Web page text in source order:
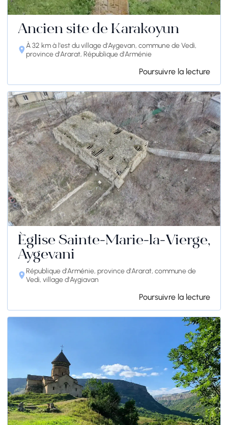
Ancien site de Karakoyun
À 32 km à l'est du village d'Aygevan, commune de Vedi,
province d'Ararat, République d'Arménie
Poursuivre la lecture
Église Sainte-Marie-la-Vierge,
Aygevani
République d'Arménie, province d'Ararat, commune de
Vedi, village d'Aygiavan
Poursuivre la lecture